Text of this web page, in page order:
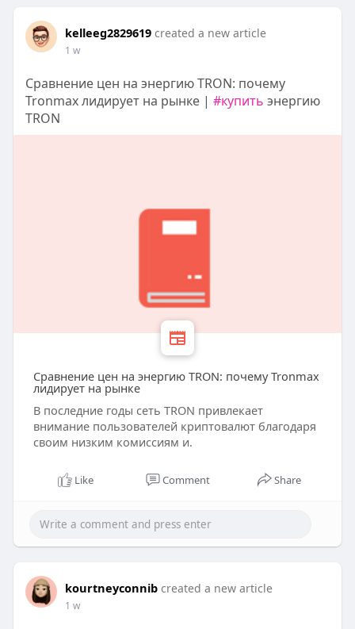
kelleeg2829619 created a new article
1 w
Сравнение цен на энергию TRON: почему
Tronmax лидирует на рынке | #купить энергию
TRON
Сравнение цен на энергию TRON: почему Tronmax
лидирует на рынке
В последние годы сеть TRON привлекает
внимание пользователей криптовалют благодаря
своим низким комиссиям и.
Like Comment Share
kourtneyconnib created a new article
1 w